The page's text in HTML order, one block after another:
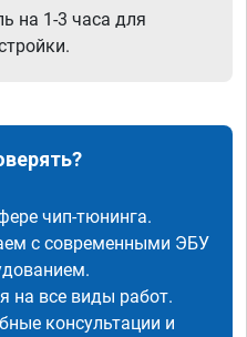
на 1-3 часа для
чип-тюнинга.
с современными ЭБУ
на все виды работ.
консультации и